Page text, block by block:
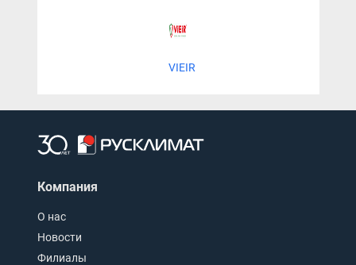
VIEIR
Компания
О нас
Новости
Филиалы